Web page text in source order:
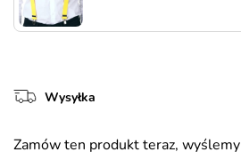
Wysyłka
Zamów ten produkt teraz, wyślemy